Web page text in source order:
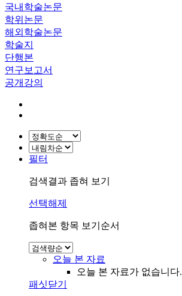
국내학술논문
학위논문
해외학술논문
학술지
단행본
연구보고서
공개강의
필터
검색결과 좁혀 보기
선택해제
좁혀본 항목 보기순서
오늘 본 자료
오늘 본 자료가 없습니다.
패싯닫기